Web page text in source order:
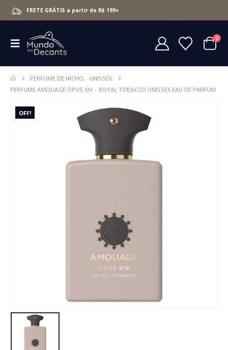
FRETE GRÁTIS a partir de R$ 199+
0
PERFUME DE NICHO,
UNISSEX
PERFUME AMOUAGE OPUS XIV – ROYAL TOBACCO UNISSEX EAU DE PARFUM
OFF!